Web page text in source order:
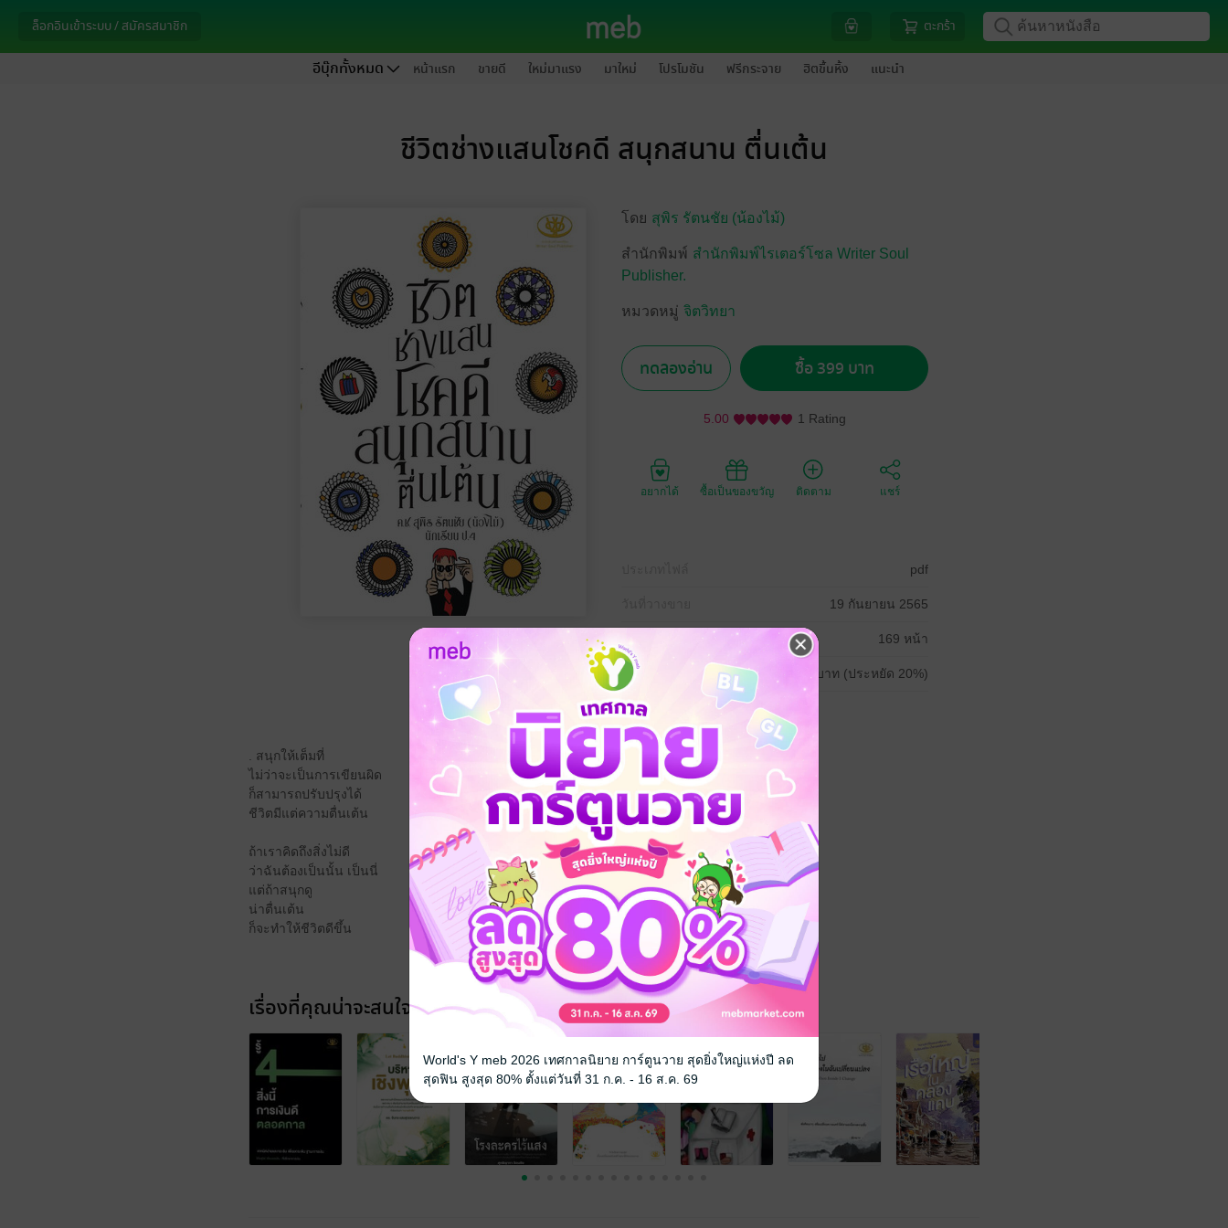
ล็อกอินเข้าระบบ / สมัครสมาชิก ตะกร้า
อีบุ๊กทั้งหมด หน้าแรก ขายดี ใหม่มาแรง มาใหม่ โปรโมชัน ฟรีกระจาย ฮิตขึ้นหิ้ง แนะนำ
ชีวิตช่างแสนโชคดี สนุกสนาน ตื่นเต้น
โดย สุพิร รัตนชัย (น้องไม้)
สำนักพิมพ์ สำนักพิมพ์ไรเตอร์โซล Writer Soul
Publisher.
หมวดหมู่ จิตวิทยา
ทดลองอ่าน ซื้อ 399 บาท
5.00 1 Rating
อยากได้ ซื้อเป็นของขวัญ ติดตาม แชร์
pdf
19 กันยายน 2565
ความยาว 169 หน้า
ราคาปก 499 บาท (ประหยัด 20%)
. สนุกให้เต็มที่
ไม่ว่าจะเป็นการเขียนผิด
ก็สามารถปรับปรุงได้
ชีวิตมีแต่ความตื่นเต้น
ถ้าเราคิดถึงสิ่งไม่ดี
ว่าฉันต้องเป็นนั้น เป็นนี่
แต่ถ้าสนุกดู
น่าตื่นเต้น
ก็จะทำให้ชีวิตดีขึ้น
เรื่องที่คุณน่าจะสนใจ
World's Y meb 2026 เทศกาลนิยาย การ์ตูนวาย สุดยิ่งใหญ่แห่งปี ลด
สุดฟิน สูงสุด 80% ตั้งแต่วันที่ 31 ก.ค. - 16 ส.ค. 69